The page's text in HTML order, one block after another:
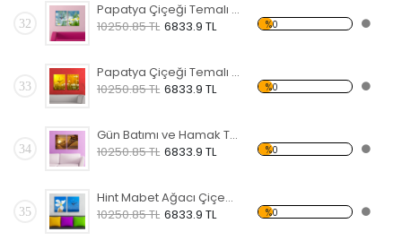
32
Papatya Çiçeği Temalı Kanvas Saat
10250.85 TL 6833.9 TL %0
33
Papatya Çiçeği Temalı Kanvas Saat
10250.85 TL 6833.9 TL %0
34
Gün Batımı ve Hamak Temalı Kanvas Saat
10250.85 TL 6833.9 TL %0
35
Hint Mabet Ağacı Çiçeği Temalı Kanvas Saat
10250.85 TL 6833.9 TL %0